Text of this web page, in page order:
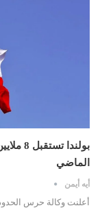
الماضي
أيه أيمن
أعلنت وكالة حرس الحدود